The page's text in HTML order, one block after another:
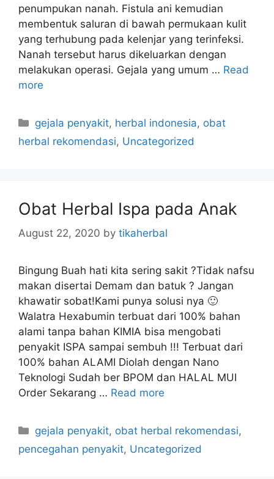
penumpukan nanah. Fistula ani kemudian
membentuk saluran di bawah permukaan kulit
yang terhubung pada kelenjar yang terinfeksi.
Nanah tersebut harus dikeluarkan dengan
melakukan operasi. Gejala yang umum … Read
more
C
a
r
e
gejala penyakit, herbal indonesia, obat
herbal rekomendasi, Uncategorized
Obat Herbal Ispa pada Anak
August 22, 2020 by tikaherbal
Bingung Buah hati kita sering sakit ?Tidak nafsu
makan disertai Demam dan batuk ? Jangan
khawatir sobat!Kami punya solusi nya 🙂
Walatra Hexabumin terbuat dari 100% bahan
alami tanpa bahan KIMIA bisa mengobati
penyakit ISPA sampai sembuh !!! Terbuat dari
100% bahan ALAMI Diolah dengan Nano
Teknologi Sudah ber BPOM dan HALAL MUI
Order Sekarang … Read more
C
a
gejala penyakit, obat herbal rekomendasi,
pencegahan penyakit, Uncategorized